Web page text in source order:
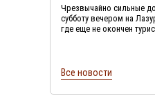
Чрезвычайно сильные
субботу вечером на
где еще не окончен
Все новости